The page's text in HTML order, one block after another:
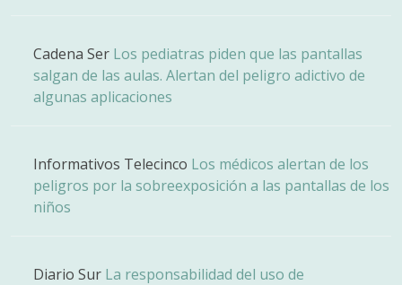
Cadena Ser Los pediatras piden que las pantallas
salgan de las aulas. Alertan del peligro adictivo de
algunas aplicaciones
Informativos Telecinco Los médicos alertan de los
peligros por la sobreexposición a las pantallas de los
niños
Diario Sur La responsabilidad del uso de